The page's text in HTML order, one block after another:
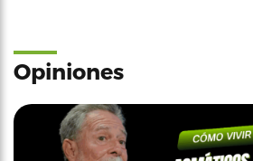
Opiniones